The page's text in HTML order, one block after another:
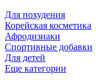
Для похудения
Корейская косметика
Афродизиаки
Спортивные добавки
Для детей
Еще категории